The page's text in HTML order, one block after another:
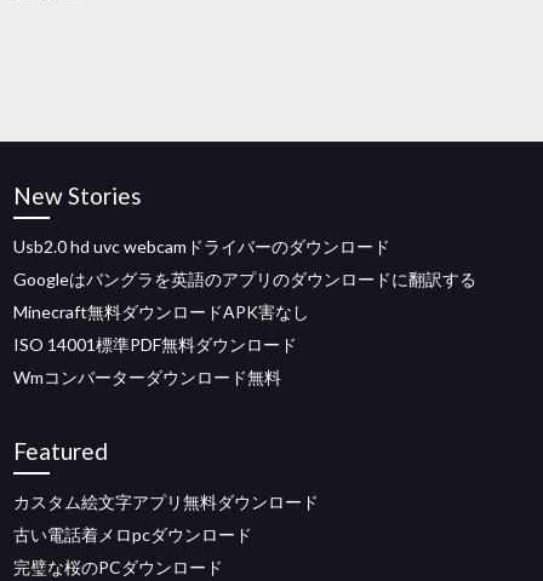
New Stories
Usb2.0 hd uvc webcamドライバーのダウンロード
Googleはバングラを英語のアプリのダウンロードに翻訳する
Minecraft無料ダウンロードAPK害なし
ISO 14001標準PDF無料ダウンロード
Wmコンバーターダウンロード無料
Featured
カスタム絵文字アプリ無料ダウンロード
古い電話着メロpcダウンロード
完璧な桜のPCダウンロード